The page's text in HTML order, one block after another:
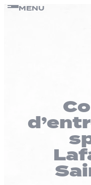
Passer
MENU
Panneau de